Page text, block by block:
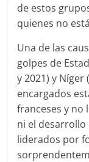
de estos
quienes no
Una de las
golpes de
y 2021) y Níger
encargados
franceses y no
ni el desarrollo
liderados por